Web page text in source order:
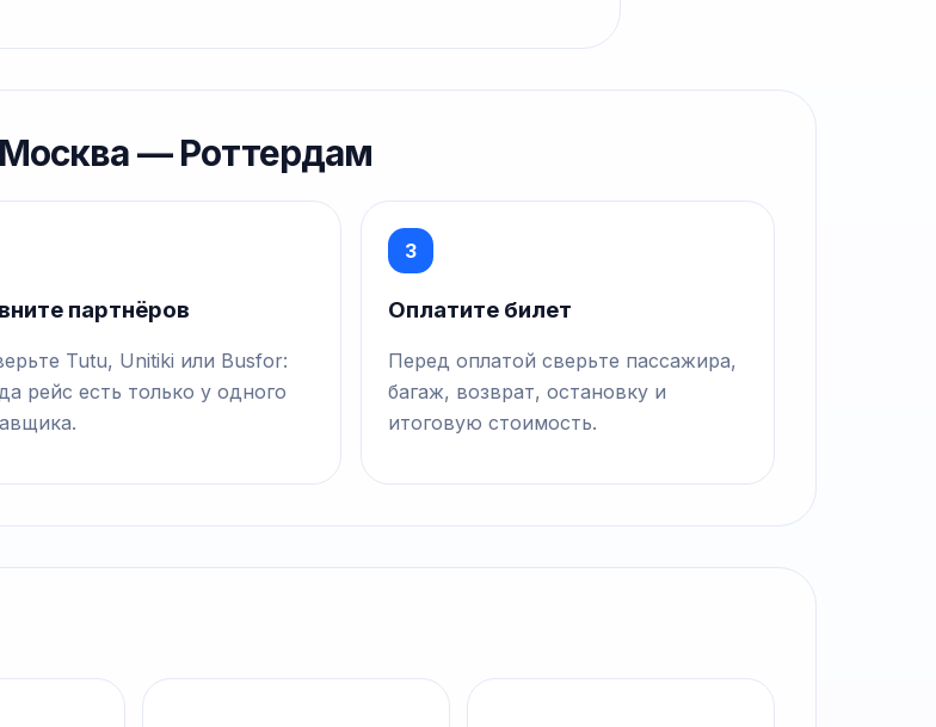
Москва — Роттердам
партнёров
Tutu, Unitiki или Busfor:
рейс есть только у одного
3
Оплатите билет
Перед оплатой сверьте пассажира,
багаж, возврат, остановку и
итоговую стоимость.